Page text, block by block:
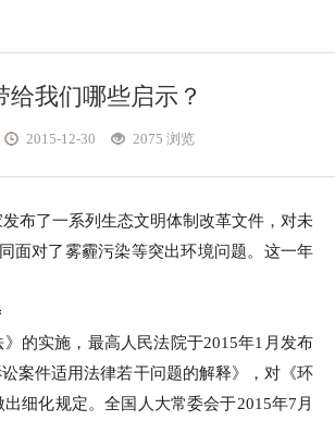
我们哪些启示？
2015-12-30 2075 浏览
了一系列生态文明体制改革文件，对未
面对了雾霾污染等突出环境问题。这一年
实施，最高人民法院于2015年1月发布
案件适用法律若干问题的解释》，对《环
细化规定。全国人大常委会于2015年7月